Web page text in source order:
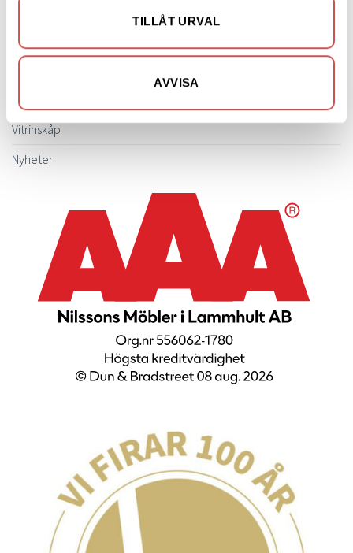
TILLÅT URVAL
AVVISA
Sängbord & Gavlar
Vitrinskåp
Nyheter